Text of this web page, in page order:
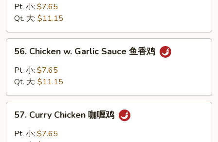
Cashew
Nuts
腰
Pt. 小: $7.65
Qt. 大: $11.15
Chicken
Garlic
鱼
56. Chicken w. Garlic Sauce 鱼香鸡
Pt. 小: $7.65
Qt. 大: $11.15
Curry
Chicken
57. Curry Chicken 咖喱鸡
Pt. 小: $7.65